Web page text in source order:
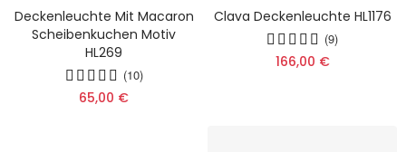
Deckenleuchte Mit Macaron
Scheibenkuchen Motiv
HL269
(10)
65,00 €
Clava Deckenleuchte HL1176
(9)
166,00 €